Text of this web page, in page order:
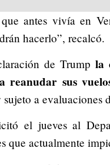
antes vivía en
hacerlo”, recalcó.
de Trump la
reanudar sus
a evaluaciones
el jueves al
que actualmente